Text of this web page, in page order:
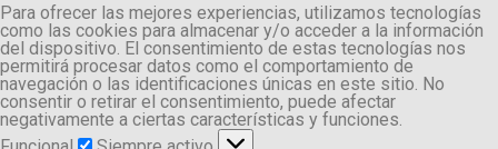
Para ofrecer las mejores experiencias, utilizamos tecnologías
como las cookies para almacenar y/o acceder a la información
del dispositivo. El consentimiento de estas tecnologías nos
permitirá procesar datos como el comportamiento de
navegación o las identificaciones únicas en este sitio. No
consentir o retirar el consentimiento, puede afectar
negativamente a ciertas características y funciones.
Funcional